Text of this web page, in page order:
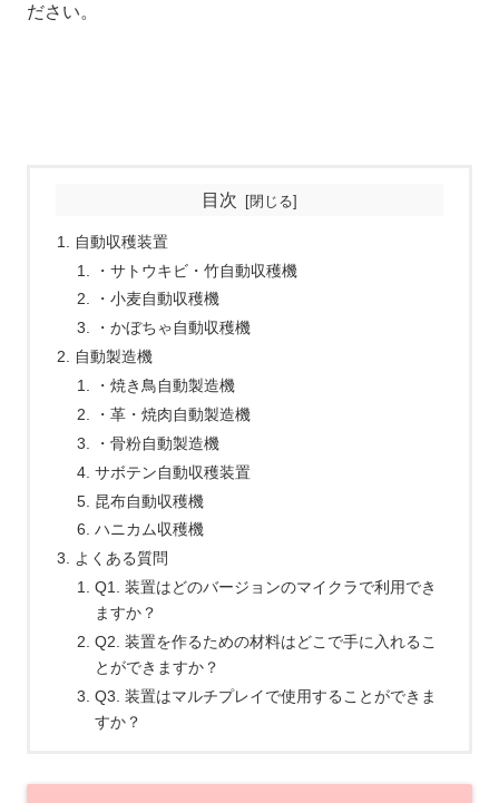
ださい。
目次
自動収穫装置
・サトウキビ・竹自動収穫機
・小麦自動収穫機
・かぼちゃ自動収穫機
自動製造機
・焼き鳥自動製造機
・革・焼肉自動製造機
・骨粉自動製造機
サボテン自動収穫装置
昆布自動収穫機
ハニカム収穫機
よくある質問
Q1. 装置はどのバージョンのマイクラで利用でき
ますか？
Q2. 装置を作るための材料はどこで手に入れるこ
とができますか？
Q3. 装置はマルチプレイで使用することができま
すか？